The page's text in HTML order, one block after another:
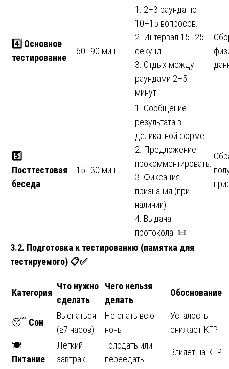
4️ Основное
тестирование
60–90 мин
1. 2–3 раунда по
10–15 вопросов.
2. Интервал 15–25
секунд.
3. Отдых между
раундами 2–5
минут.
5️
Посттестовая
беседа
15–30 мин
1. Сообщение
результата в
деликатной форме.
2. Предложение
прокомментировать.
3. Фиксация
признания (при
наличии).
4. Выдача
протокола. 📜
3.2. Подготовка к тестированию (памятка для
тестируемого)📋✅
Категория
Что нужно
сделать
Чего нельзя
делать
Обоснование
😴 Сон
Выспаться
(≥7 часов)
Не спать всю
ночь
Усталость
снижает КГР
🍽️
Питание
Легкий
завтрак
Голодать или
переедать
Влияет на КГР